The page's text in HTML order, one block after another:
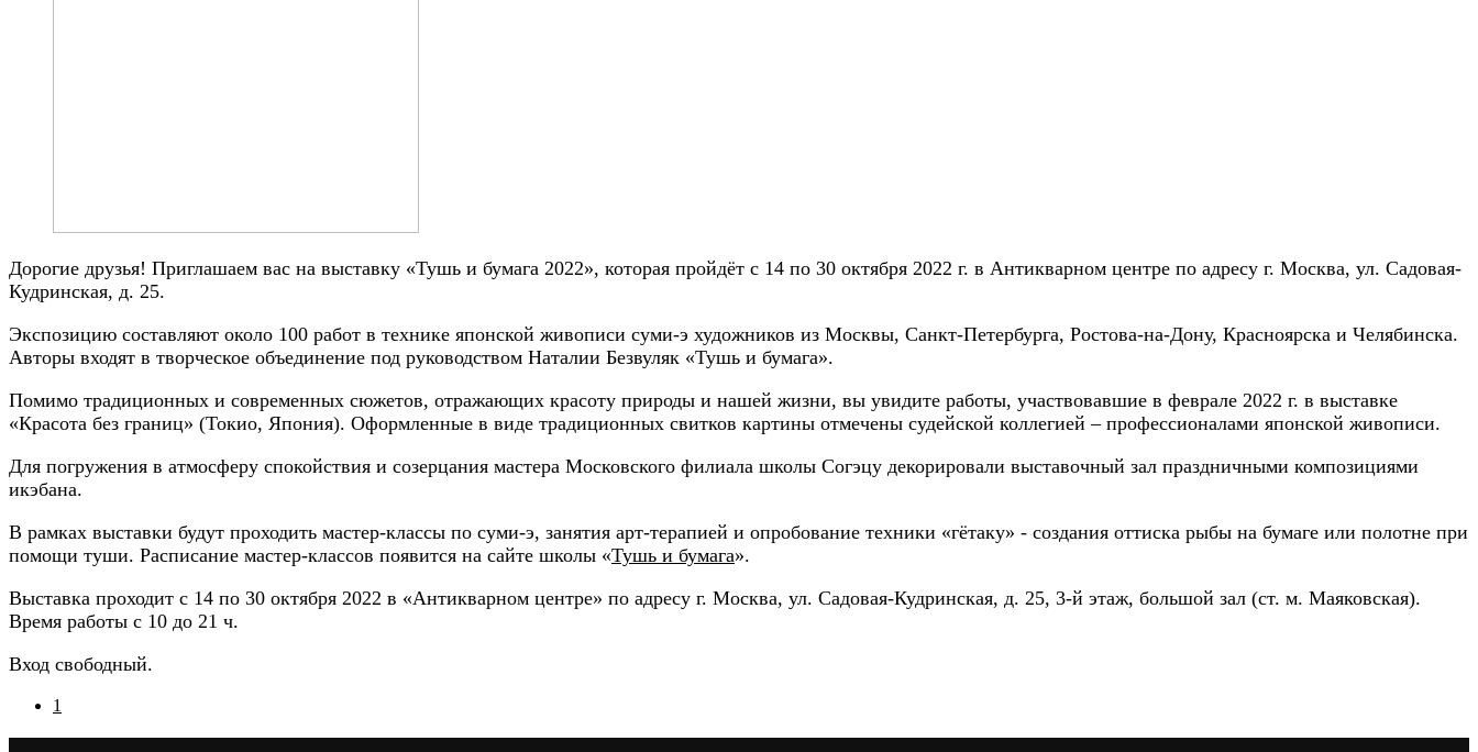
Дорогие друзья! Приглашаем вас на выставку «Тушь и бумага 2022», которая пройдёт с 14 по 30 октября 2022 г. в Антикварном центре по адресу г. Москва, ул. Садовая-
Кудринская, д. 25.
Экспозицию составляют около 100 работ в технике японской живописи суми-э художников из Москвы, Санкт-Петербурга, Ростова-на-Дону, Красноярска и Челябинска.
Авторы входят в творческое объединение под руководством Наталии Безвуляк «Тушь и бумага».
Помимо традиционных и современных сюжетов, отражающих красоту природы и нашей жизни, вы увидите работы, участвовавшие в феврале 2022 г. в выставке
«Красота без границ» (Токио, Япония). Оформленные в виде традиционных свитков картины отмечены судейской коллегией – профессионалами японской живописи.
Для погружения в атмосферу спокойствия и созерцания мастера Московского филиала школы Согэцу декорировали выставочный зал праздничными композициями
икэбана.
В рамках выставки будут проходить мастер-классы по суми-э, занятия арт-терапией и опробование техники «гётаку» - создания оттиска рыбы на бумаге или полотне при
помощи туши. Расписание мастер-классов появится на сайте школы «Тушь и бумага».
Выставка проходит с 14 по 30 октября 2022 в «Антикварном центре» по адресу г. Москва, ул. Садовая-Кудринская, д. 25, 3-й этаж, большой зал (ст. м. Маяковская).
Время работы с 10 до 21 ч.
Вход свободный.
1